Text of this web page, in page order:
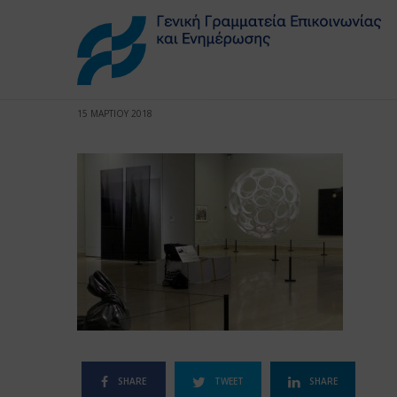
15 ΜΑΡΤΙΟΥ 2018
SHARE TWEET SHARE